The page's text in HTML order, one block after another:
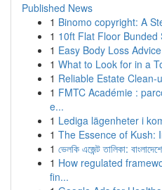
Published News
1 Binomo copyright: A
1 10ft Flat Floor
1 Easy Body Loss
1 What to Look for in a
1 Reliable Estate Clean-
1 FMTC Académie :
e...
1 Lediga lägenheter i
1 The Essence of Kush:
1 ভেলকি এজেন্ট তালিকা:
1 How regulated
fin...